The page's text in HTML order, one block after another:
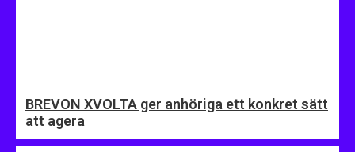
BREVON XVOLTA ger anhöriga ett konkret sätt
att agera